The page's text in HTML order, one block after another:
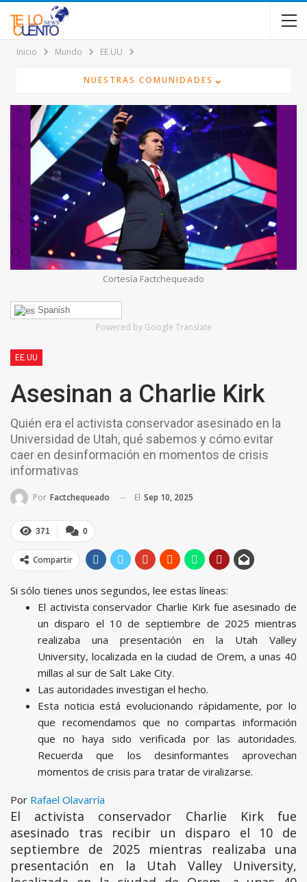
Inicio Mundo EE.UU
NUESTRAS COMUNIDADES ⌄
Cortesía Factchequeado
Spanish
Powered by Google Translate
EE.UU
Asesinan a Charlie Kirk
Quién era el activista conservador asesinado en la
Universidad de Utah, qué sabemos y cómo evitar
caer en desinformación en momentos de crisis
informativas
Por Factchequeado El Sep 10, 2025
0
371
Compartir
Si sólo tienes unos segundos, lee estas líneas:
El activista conservador Charlie Kirk fue asesinado de
un disparo el 10 de septiembre de 2025 mientras
realizaba una presentación en la Utah Valley
University, localizada en la ciudad de Orem, a unas 40
millas al sur de Salt Lake City.
Las autoridades investigan el hecho.
Esta noticia está evolucionando rápidamente, por lo
que recomendamos que no compartas información
que no haya sido verificada por las autoridades.
Recuerda que los desinformantes aprovechan
momentos de crisis para tratar de viralizarse.
Por Rafael Olavarría
El activista conservador Charlie Kirk fue
asesinado tras recibir un disparo el 10 de
septiembre de 2025 mientras realizaba una
presentación en la Utah Valley University,